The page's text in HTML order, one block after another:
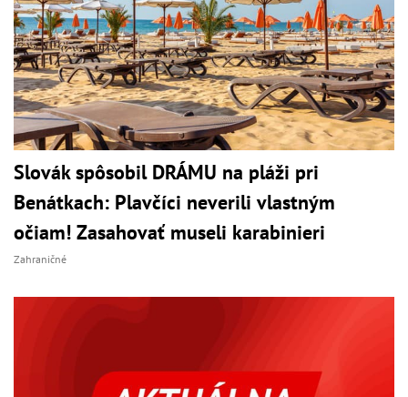
Slovák spôsobil DRÁMU na pláži pri
Benátkach: Plavčíci neverili vlastným
očiam! Zasahovať museli karabinieri
Zahraničné